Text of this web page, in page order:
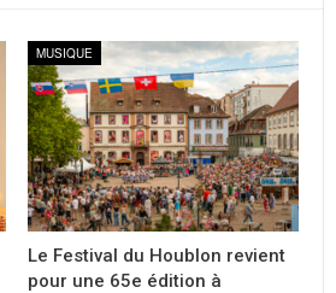
MUSIQUE
Le Festival du Houblon revient
pour une 65e édition à